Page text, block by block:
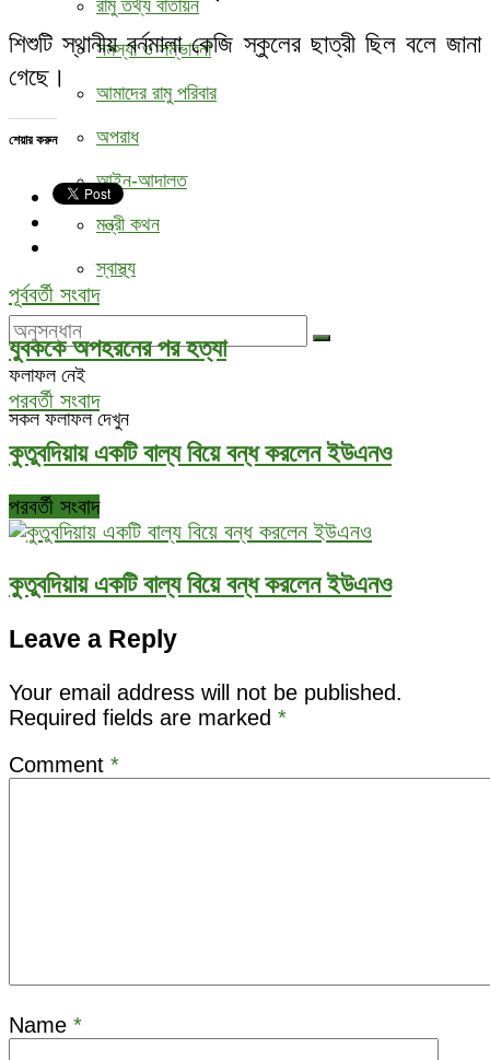
রামু তথ্য বাতায়ন
সমস্যা ও সম্ভাবনা
আমাদের রামু পরিবার
অপরাধ
আইন-আদালত
মন্ত্রী কথন
স্বাস্থ্য
ফলাফল নেই
সকল ফলাফল দেখুন
শিশুটি স্থানীয় বর্নমালা কেজি স্কুলের ছাত্রী ছিল বলে জানা
গেছে।
শেয়ার করুন
পূর্ববর্তী সংবাদ
যুবককে অপহরনের পর হত্যা
পরবর্তী সংবাদ
কুতুবদিয়ায় একটি বাল্য বিয়ে বন্ধ করলেন ইউএনও
পরবর্তী সংবাদ
কুতুবদিয়ায় একটি বাল্য বিয়ে বন্ধ করলেন ইউএনও
Leave a Reply
Your email address will not be published.
Required fields are marked *
Comment *
Name *